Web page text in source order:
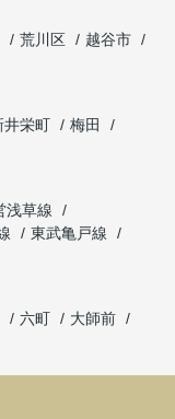
荒川区
越谷市
井栄町
梅田
浅草線
東武亀戸線
六町
大師前